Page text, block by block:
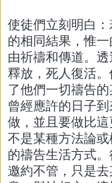
使徒們立刻明白
的相同結果，惟
由祈禱和傳道。
釋放，死人復活
了他們一切禱告
曾經應許的日子
做，並且要做比
不是某種方法論
的禱告生活方式。
邀約不管，只是